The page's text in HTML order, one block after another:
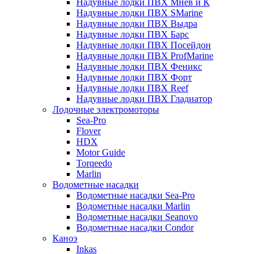
Надувные лодки ПВХ Мнев и К
Надувные лодки ПВХ SMarine
Надувные лодки ПВХ Выдра
Надувные лодки ПВХ Барс
Надувные лодки ПВХ Посейдон
Надувные лодки ПВХ ProfMarine
Надувные лодки ПВХ Феникс
Надувные лодки ПВХ Форт
Надувные лодки ПВХ Reef
Надувные лодки ПВХ Гладиатор
Лодочные электромоторы
Sea-Pro
Flover
HDX
Motor Guide
Torqeedo
Marlin
Водометные насадки
Водометные насадки Sea-Pro
Водометные насадки Marlin
Водометные насадки Seanovo
Водометные насадки Condor
Каноэ
Inkas